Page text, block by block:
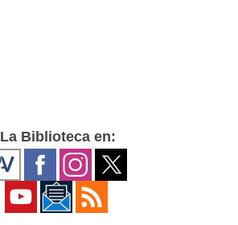
La Biblioteca en: